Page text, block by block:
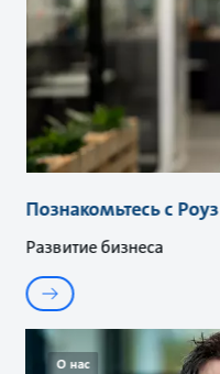
Познакомьтесь с Роуз
Развитие бизнеса
О нас